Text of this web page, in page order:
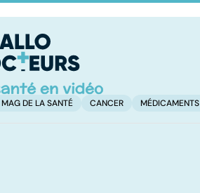
une bactérie sous
MAG DE LA SANTÉ CANCER MÉDICAMENTS